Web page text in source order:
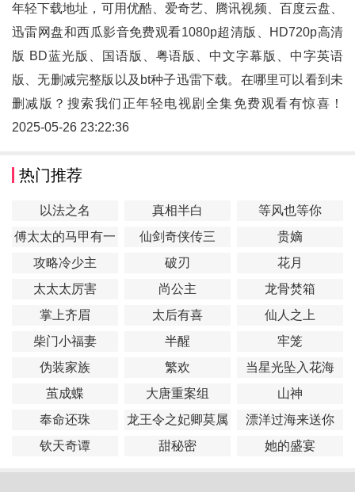
年轻下载地址，可用优酷、爱奇艺、腾讯视频、百度云盘、
迅雷网盘和西瓜影音免费观看1080p超清版、HD720p高清
版 BD蓝光版、国语版、粤语版、中文字幕版、中字英语
版、无删减完整版以及bt种子迅雷下载。在哪里可以看到未
删减版？搜索我们正年轻电视剧全集免费观看有惊喜！
2025-05-26 23:22:36
热门推荐
以法之名 真相半白
等风也等你
傅太太的马甲有一
点多
仙剑奇侠传三
贵嫡
攻略冷少主
破刃
花月
太太太厉害
尚公主
龙骨焚箱
掌上齐眉
太后有喜
仙人之上
柴门小福妻
半醒
牢笼
伪装家族
繁欢
当星光坠入花海
茧成蝶
大唐重案组
山神
奉命还珠
龙王令之妃卿莫属
漂洋过海来送你
钦天奇谭
甜秘密 她的盛宴